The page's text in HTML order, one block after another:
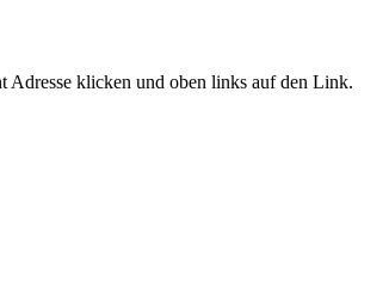
Adresse klicken und oben links auf den Link.